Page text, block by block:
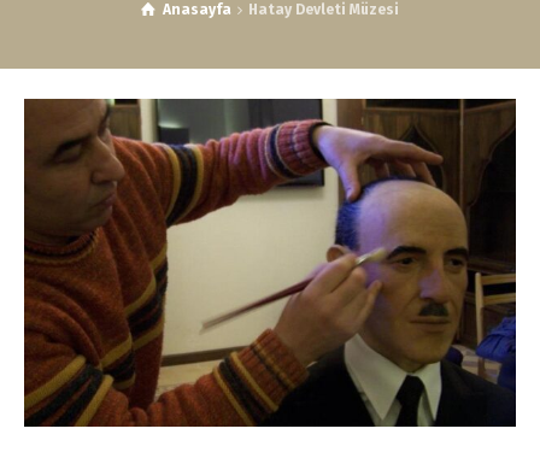
Anasayfa Hatay Devleti Müzesi